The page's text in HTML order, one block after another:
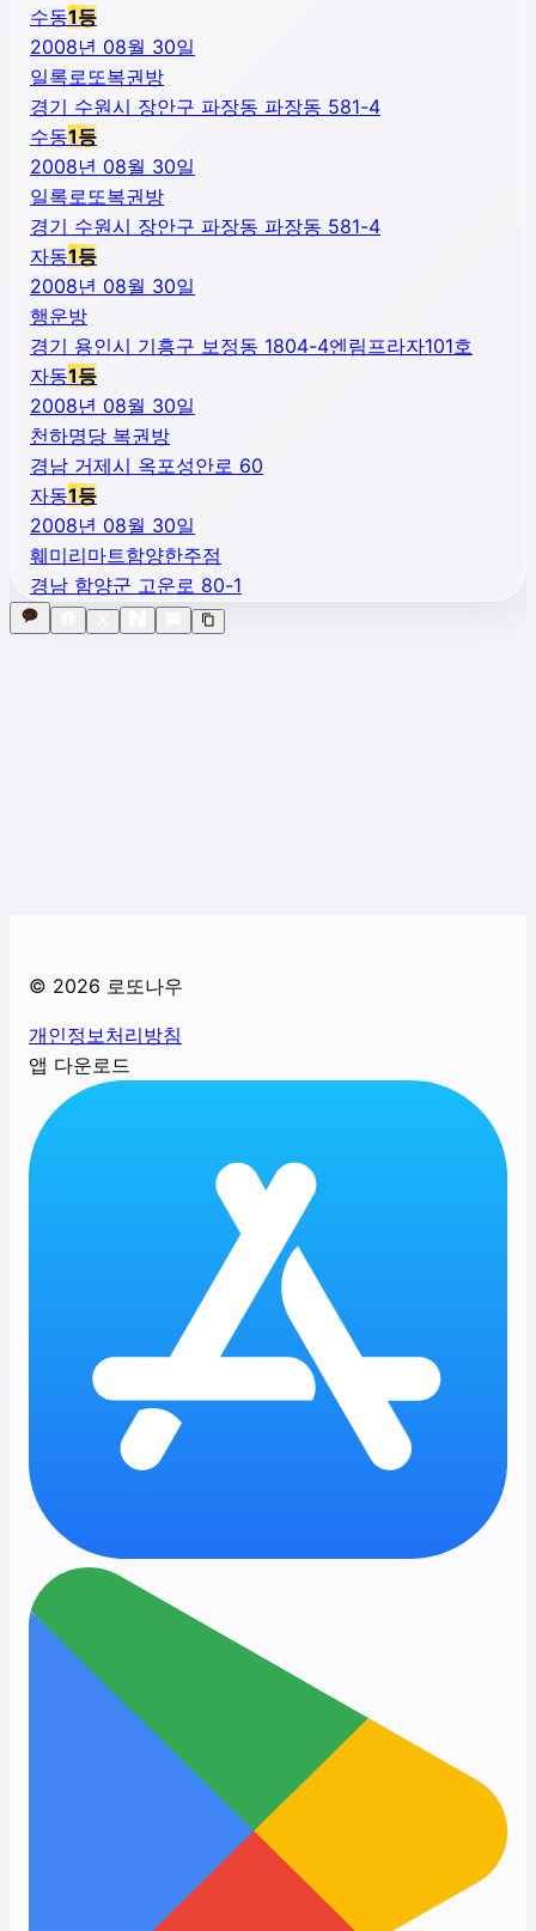
수동1등
2008년 08월 30일
일록로또복권방
경기 수원시 장안구 파장동 파장동 581-4
수동1등
2008년 08월 30일
일록로또복권방
경기 수원시 장안구 파장동 파장동 581-4
자동1등
2008년 08월 30일
행운방
경기 용인시 기흥구 보정동 1804-4엔림프라자101호
자동1등
2008년 08월 30일
천하명당 복권방
경남 거제시 옥포성안로 60
자동1등
2008년 08월 30일
훼미리마트함양한주점
경남 함양군 고운로 80-1
© 2026 로또나우
개인정보처리방침
앱 다운로드